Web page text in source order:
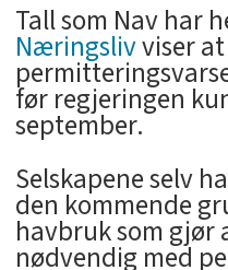
­Tall som Nav har
Næringslivviser
før regjeringen
september.
Selskapene selv
den kommende
havbruk som gjør
nødvendig med